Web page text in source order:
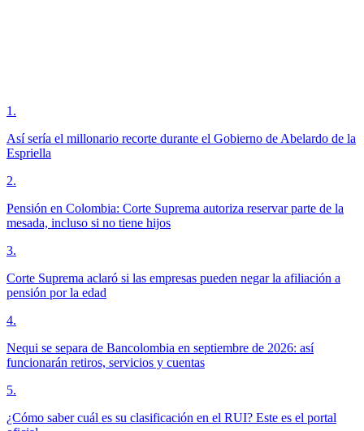
1 .
Así sería el millonario recorte durante el Gobierno de Abelardo de la
Espriella
2.
Pensión en Colombia: Corte Suprema autoriza reservar parte de la
mesada, incluso si no tiene hijos
3.
Corte Suprema aclaró si las empresas pueden negar la afiliación a
pensión por la edad
4.
Nequi se separa de Bancolombia en septiembre de 2026: así
funcionarán retiros, servicios y cuentas
5.
¿Cómo saber cuál es su clasificación en el RUI? Este es el portal